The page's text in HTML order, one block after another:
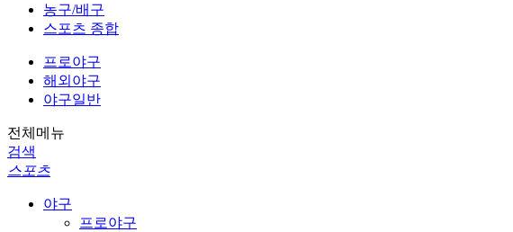
농구/배구
스포츠 종합
프로야구
해외야구
야구일반
전체메뉴
검색
스포츠
야구
프로야구